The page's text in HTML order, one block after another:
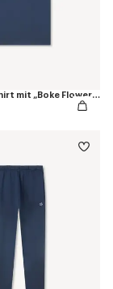
Baumwoll-T-Shirt mit „Boke Flower“-Stickerei